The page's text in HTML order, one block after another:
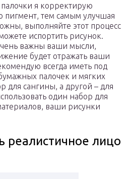
я корректирую
тем самым улучшая
выполняйте этот процесс
испортить рисунок.
важны ваши мысли,
будет отражать ваши
всегда иметь под
палочек и мягких
для сангины, а другой – для
один набор для
ваши рисунки
реалистичное лицо